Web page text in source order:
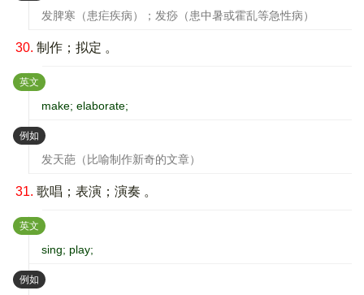
发脾寒（患疟疾病）；发痧（患中暑或霍乱等急性病）
30. 制作；拟定 。
英文 ：
make; elaborate;
例如 ：
发天葩（比喻制作新奇的文章）
31. 歌唱；表演；演奏 。
英文 ：
sing; play;
例如 ：